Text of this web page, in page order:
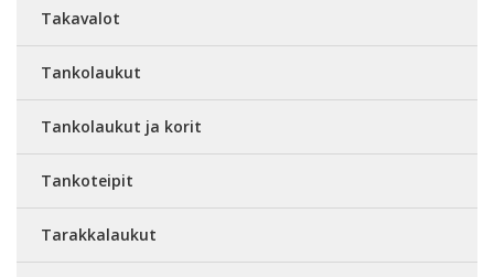
Takavalot
Tankolaukut
Tankolaukut ja korit
Tankoteipit
Tarakkalaukut